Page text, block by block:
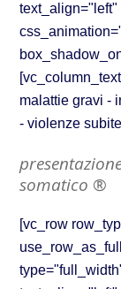
malattie gravi -
- violenze
somatico ®
[vc_row